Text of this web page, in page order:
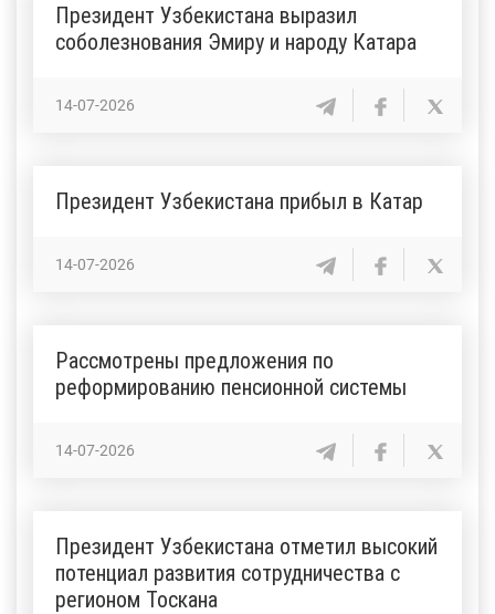
Президент Узбекистана выразил
соболезнования Эмиру и народу Катара
14-07-2026
Президент Узбекистана прибыл в Катар
14-07-2026
Рассмотрены предложения по
реформированию пенсионной системы
14-07-2026
Президент Узбекистана отметил высокий
потенциал развития сотрудничества с
регионом Тоскана